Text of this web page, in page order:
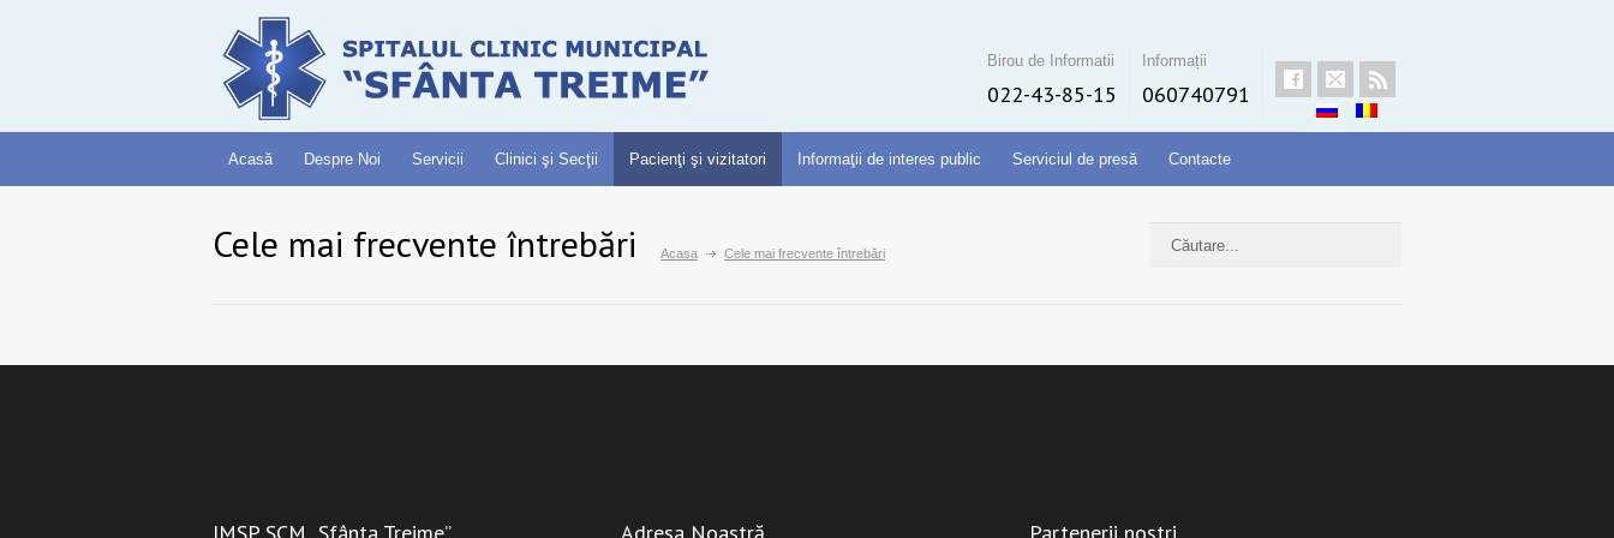
Birou de Informatii
022-43-85-15
Informații
060740791
Acasă Despre Noi Servicii Clinici şi Secţii Pacienţi şi vizitatori Informaţii de interes public Serviciul de presă Contacte
Cele mai frecvente întrebări Acasa Cele mai frecvente întrebări